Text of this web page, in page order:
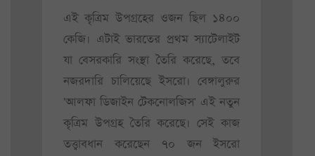
এই কৃত্রিম উপগ্রহের ওজন ছিল ১৪০০
কেজি। এটাই ভারতের প্রথম স্যাটেলাইট
যা বেসরকারি সংস্থা তৈরি করেছে, তবে
নজরদারি চালিয়েছে ইসরো। বেঙ্গালুরুর
'আলফা ডিজাইন টেকনোলজিস' এই নতুন
কৃত্রিম উপগ্রহ তৈরি করেছে। সেই কাজ
তত্ত্বাবধান করেছেন ৭০ জন ইসরো